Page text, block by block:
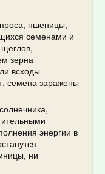
пшеницы,
семенами и
зерна
всходы
семена заражены
энергии в
ни